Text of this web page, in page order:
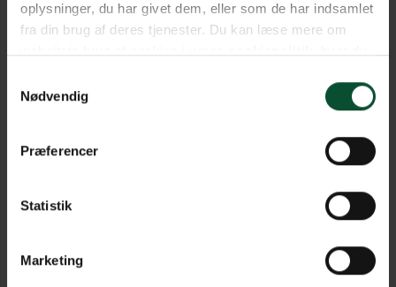
oplysninger, du har givet dem, eller som de har indsamlet
fra din brug af deres tjenester. Du kan læse mere om
Nødvendig
Præferencer
Statistik
Marketing